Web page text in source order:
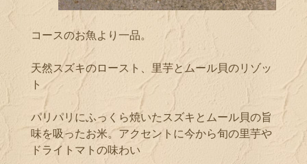
コースのお魚より一品。
天然スズキのロースト、里芋とムール貝のリゾッ
ト
パリパリにふっくら焼いたスズキとムール貝の旨
味を吸ったお米。アクセントに今から旬の里芋や
ドライトマトの味わい